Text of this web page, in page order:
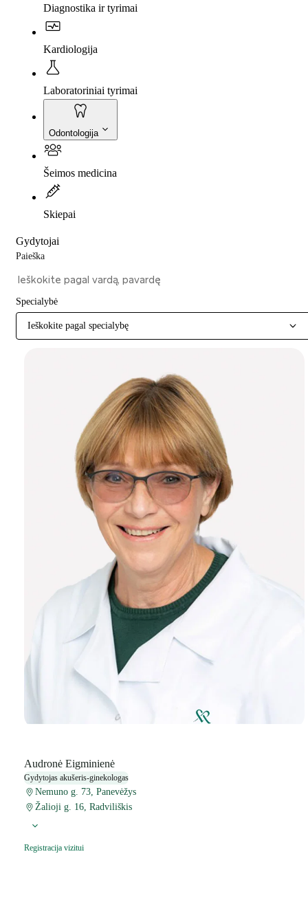
Diagnostika ir tyrimai
Kardiologija
Laboratoriniai tyrimai
Odontologija
Šeimos medicina
Skiepai
Gydytojai
Paieška
Specialybė
Ieškokite pagal specialybę
Audronė Eigminienė
Gydytojas akušeris-ginekologas
Nemuno g. 73, Panevėžys
Žalioji g. 16, Radviliškis
Registracija vizitui